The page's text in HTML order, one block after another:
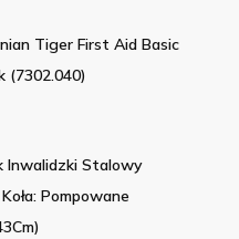
Tiger First Aid Basic
(7302.040)
Inwalidzki Stalowy
Pompowane